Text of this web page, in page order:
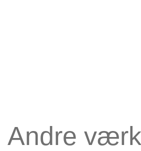
Andre